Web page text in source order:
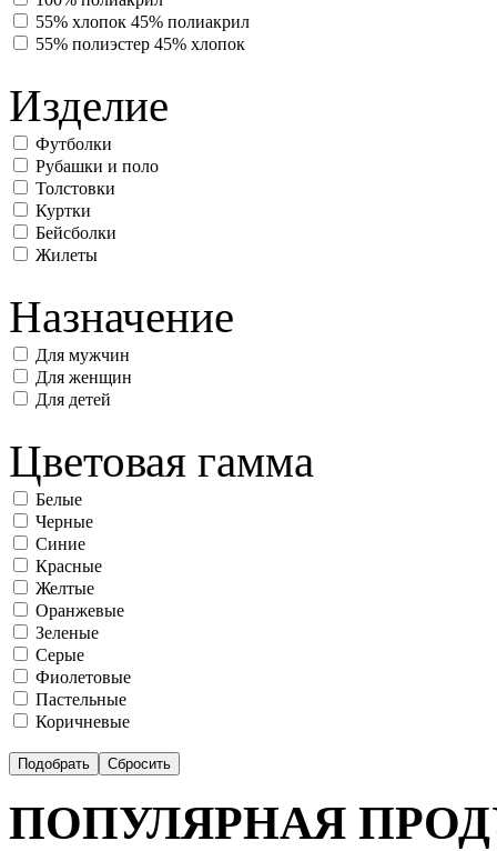
55% хлопок 45% полиакрил
55% полиэстер 45% хлопок
Изделие
Футболки
Рубашки и поло
Толстовки
Куртки
Бейсболки
Жилеты
Назначение
Для мужчин
Для женщин
Для детей
Цветовая гамма
Белые
Черные
Синие
Красные
Желтые
Оранжевые
Зеленые
Серые
Фиолетовые
Пастельные
Коричневые
ПОПУЛЯРНАЯ